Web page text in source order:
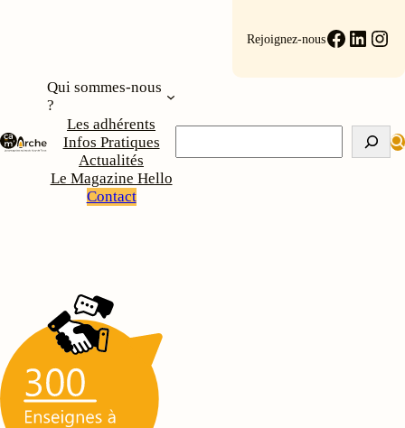
Rejoignez-nous
Qui sommes-nous
?
Les adhérents
Infos Pratiques
Actualités
Le Magazine Hello
Contact